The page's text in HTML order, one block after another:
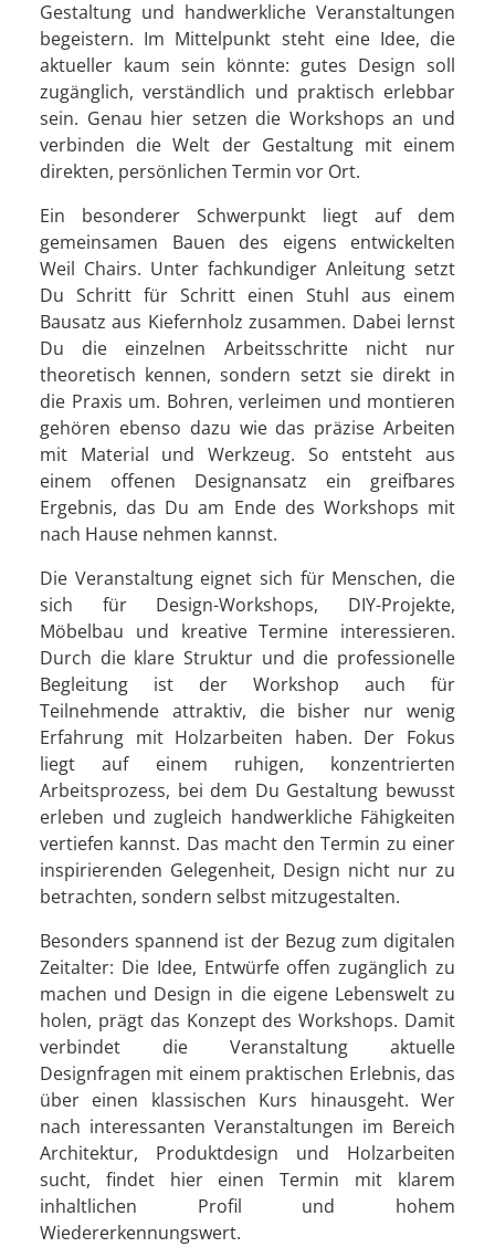
Gestaltung und handwerkliche Veranstaltungen
begeistern. Im Mittelpunkt steht eine Idee, die
aktueller kaum sein könnte: gutes Design soll
zugänglich, verständlich und praktisch erlebbar
sein. Genau hier setzen die Workshops an und
verbinden die Welt der Gestaltung mit einem
direkten, persönlichen Termin vor Ort.
Ein besonderer Schwerpunkt liegt auf dem
gemeinsamen Bauen des eigens entwickelten
Weil Chairs. Unter fachkundiger Anleitung setzt
Du Schritt für Schritt einen Stuhl aus einem
Bausatz aus Kiefernholz zusammen. Dabei lernst
Du die einzelnen Arbeitsschritte nicht nur
theoretisch kennen, sondern setzt sie direkt in
die Praxis um. Bohren, verleimen und montieren
gehören ebenso dazu wie das präzise Arbeiten
mit Material und Werkzeug. So entsteht aus
einem offenen Designansatz ein greifbares
Ergebnis, das Du am Ende des Workshops mit
nach Hause nehmen kannst.
Die Veranstaltung eignet sich für Menschen, die
sich für Design-Workshops, DIY-Projekte,
Möbelbau und kreative Termine interessieren.
Durch die klare Struktur und die professionelle
Begleitung ist der Workshop auch für
Teilnehmende attraktiv, die bisher nur wenig
Erfahrung mit Holzarbeiten haben. Der Fokus
liegt auf einem ruhigen, konzentrierten
Arbeitsprozess, bei dem Du Gestaltung bewusst
erleben und zugleich handwerkliche Fähigkeiten
vertiefen kannst. Das macht den Termin zu einer
inspirierenden Gelegenheit, Design nicht nur zu
betrachten, sondern selbst mitzugestalten.
Besonders spannend ist der Bezug zum digitalen
Zeitalter: Die Idee, Entwürfe offen zugänglich zu
machen und Design in die eigene Lebenswelt zu
holen, prägt das Konzept des Workshops. Damit
verbindet die Veranstaltung aktuelle
Designfragen mit einem praktischen Erlebnis, das
über einen klassischen Kurs hinausgeht. Wer
nach interessanten Veranstaltungen im Bereich
Architektur, Produktdesign und Holzarbeiten
sucht, findet hier einen Termin mit klarem
inhaltlichen Profil und hohem
Wiedererkennungswert.